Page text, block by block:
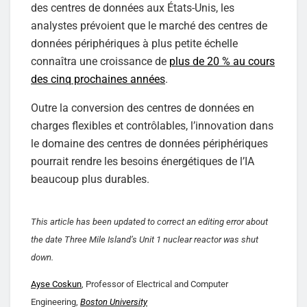
des centres de données aux États-Unis, les
analystes prévoient que le marché des centres de
données périphériques à plus petite échelle
connaîtra une croissance de plus de 20 % au cours
des cinq prochaines années.
Outre la conversion des centres de données en
charges flexibles et contrôlables, l’innovation dans
le domaine des centres de données périphériques
pourrait rendre les besoins énergétiques de l’IA
beaucoup plus durables.
This article has been updated to correct an editing error about
the date Three Mile Island’s Unit 1 nuclear reactor was shut
down.
Ayse Coskun , Professor of Electrical and Computer
Engineering, Boston University